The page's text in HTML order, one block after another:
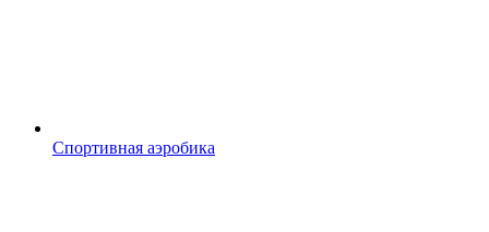
Спортивная аэробика